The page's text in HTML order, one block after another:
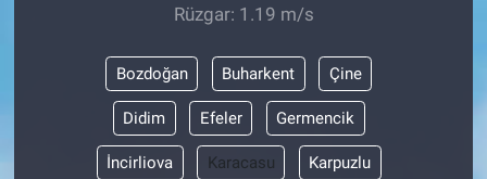
Rüzgar: 1.19 m/s
Bozdoğan Buharkent Çine
Didim Efeler Germencik
İncirliova Karacasu Karpuzlu